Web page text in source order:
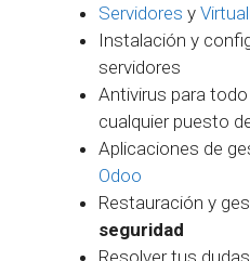
Servidores y
Instalación y
servidores
Antivirus para
cualquier puesto
Aplicaciones de
Odoo
Restauración y
seguridad
Resolver tus